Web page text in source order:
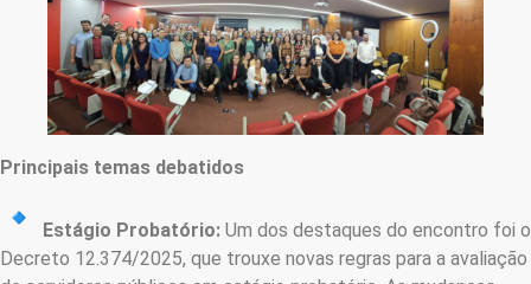
Principais temas debatidos
Estágio Probatório: Um dos destaques do encontro foi o
Decreto 12.374/2025, que trouxe novas regras para a avaliação